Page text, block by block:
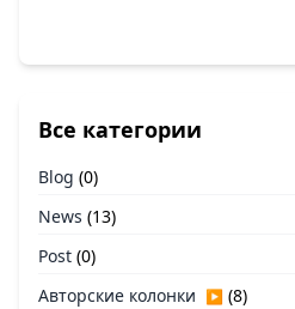
Все категории
Blog (0)
News (13)
Post (0)
Авторские колонки ▶ (8)